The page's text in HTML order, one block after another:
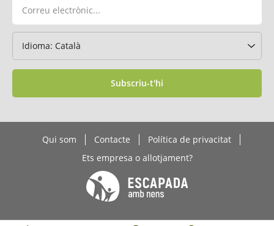
Subscriu-t'hi
Qui som Contacte
Política de privacitat
Ets empresa o allotjament?